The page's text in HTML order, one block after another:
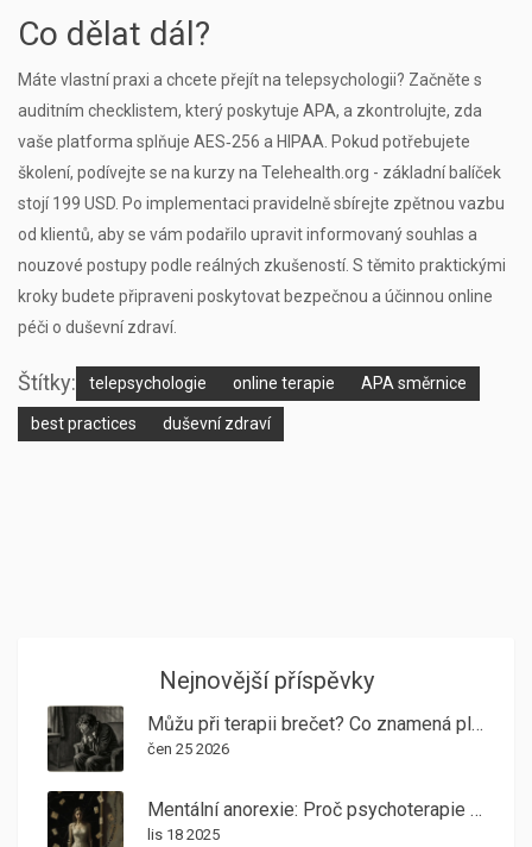
Co dělat dál?
Máte vlastní praxi a chcete přejít na telepsychologii? Začněte s
auditním checklistem, který poskytuje APA, a zkontrolujte, zda
vaše platforma splňuje AES‑256 a HIPAA. Pokud potřebujete
školení, podívejte se na kurzy naTelehealth.org - základní balíček
stojí 199 USD. Po implementaci pravidelně sbírejte zpětnou vazbu
od klientů, aby se vám podařilo upravit informovaný souhlas a
nouzové postupy podle reálných zkušeností. S těmito praktickými
kroky budete připraveni poskytovat bezpečnou a účinnou online
péči o duševní zdraví.
Štítky: telepsychologie online terapie APA směrnice
best practices duševní zdraví
Nejnovější příspěvky
Můžu při terapii brečet? Co znamená pláč v ordinaci psychoterapeuta
čen 25 2026
Mentální anorexie: Proč psychoterapie je základní léčba a jak funguje
lis 18 2025